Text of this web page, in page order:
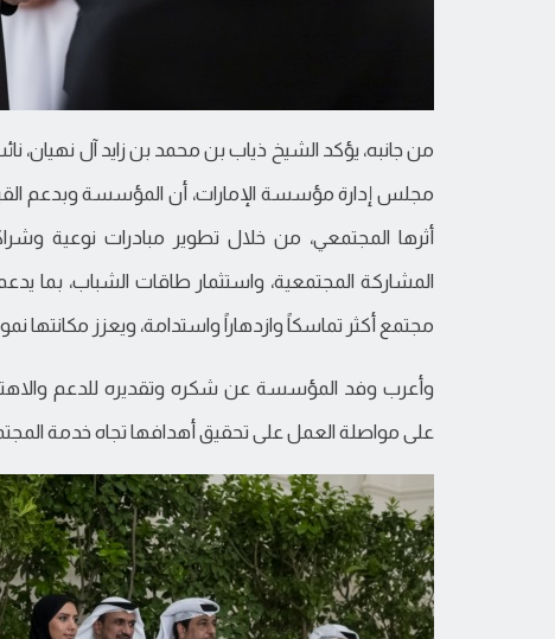
من جانبه، يؤكد الشيخ ذياب بن محمد بن زايد آل نهيان،
مجلس إدارة مؤسسة الإمارات، أن المؤسسة وبدعم
أثرها المجتمعي، من خلال تطوير مبادرات نوعية
المشاركة المجتمعية، واستثمار طاقات الشباب، بما
مجتمع أكثر تماسكاً وازدهاراً واستدامة، ويعزز مكانتها
وأعرب وفد المؤسسة عن شكره وتقديره للدعم
على مواصلة العمل على تحقيق أهدافها تجاه خدمة